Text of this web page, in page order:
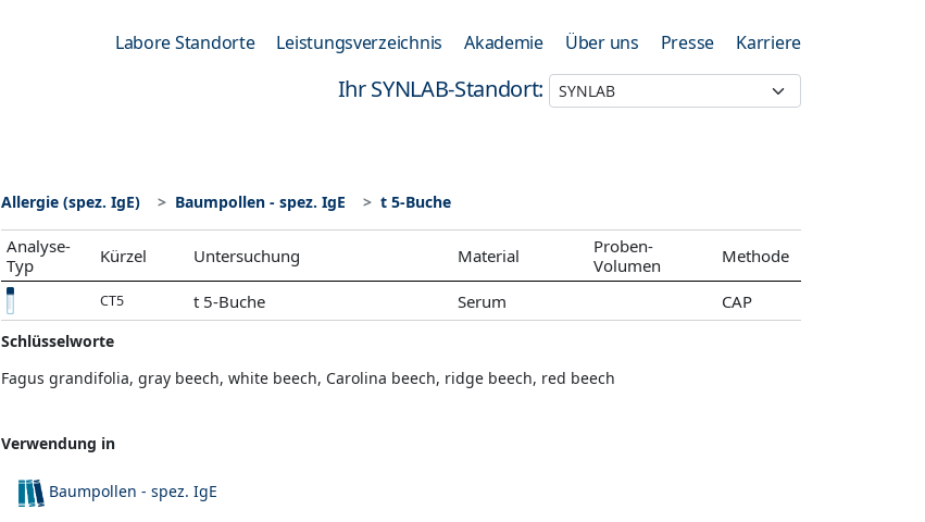
Labore Standorte Leistungsverzeichnis Akademie Über uns Presse Karriere
Ihr SYNLAB-Standort:
Allergie (spez. IgE) Baumpollen - spez. IgE t 5-Buche
Analyse-
Typ
Kürzel Untersuchung Material
Proben-
Volumen
Methode
CT5 t 5-Buche Serum CAP
Schlüsselworte
Fagus grandifolia, gray beech, white beech, Carolina beech, ridge beech, red beech
Verwendung in
Baumpollen - spez. IgE